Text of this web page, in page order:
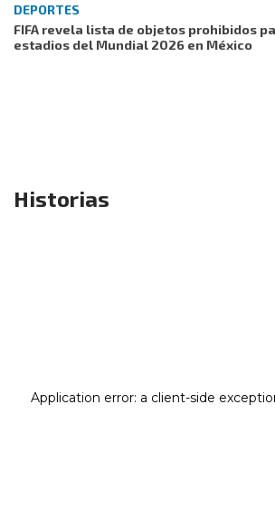
DEPORTES
FIFA revela lista de objetos prohibidos
estadios del Mundial 2026 en México
Historias